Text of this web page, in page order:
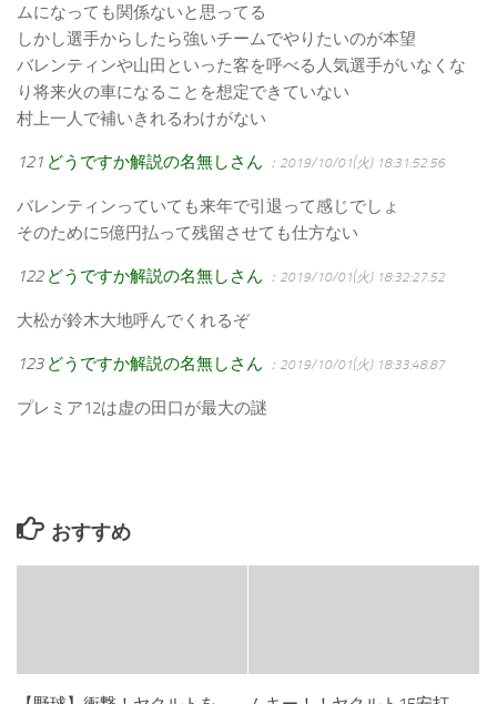
ムになっても関係ないと思ってる
しかし選手からしたら強いチームでやりたいのが本望
バレンティンや山田といった客を呼べる人気選手がいなくな
り将来火の車になることを想定できていない
村上一人で補いきれるわけがない
121 どうですか解説の名無しさん ：2019/10/01(火) 18:31:52.56
バレンティンっていても来年で引退って感じでしょ
そのために5億円払って残留させても仕方ない
122 どうですか解説の名無しさん ：2019/10/01(火) 18:32:27.52
大松が鈴木大地呼んでくれるぞ
123 どうですか解説の名無しさん ：2019/10/01(火) 18:33:48.87
プレミア12は虚の田口が最大の謎
おすすめ